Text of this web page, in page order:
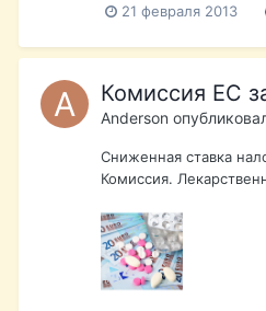
21 февраля 2013
Комиссия ЕС
Anderson
Сниженная ставка
Комиссия.